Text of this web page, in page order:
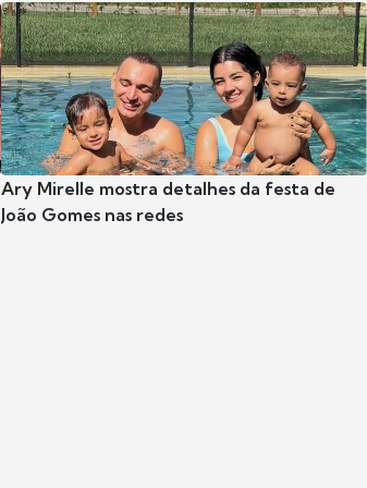
Ary Mirelle mostra detalhes da festa de
João Gomes nas redes